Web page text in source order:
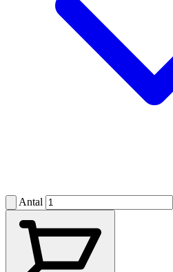
Antal